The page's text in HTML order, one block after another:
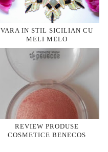
VARA IN STIL SICILIAN CU
MELI MELO
REVIEW PRODUSE
COSMETICE BENECOS